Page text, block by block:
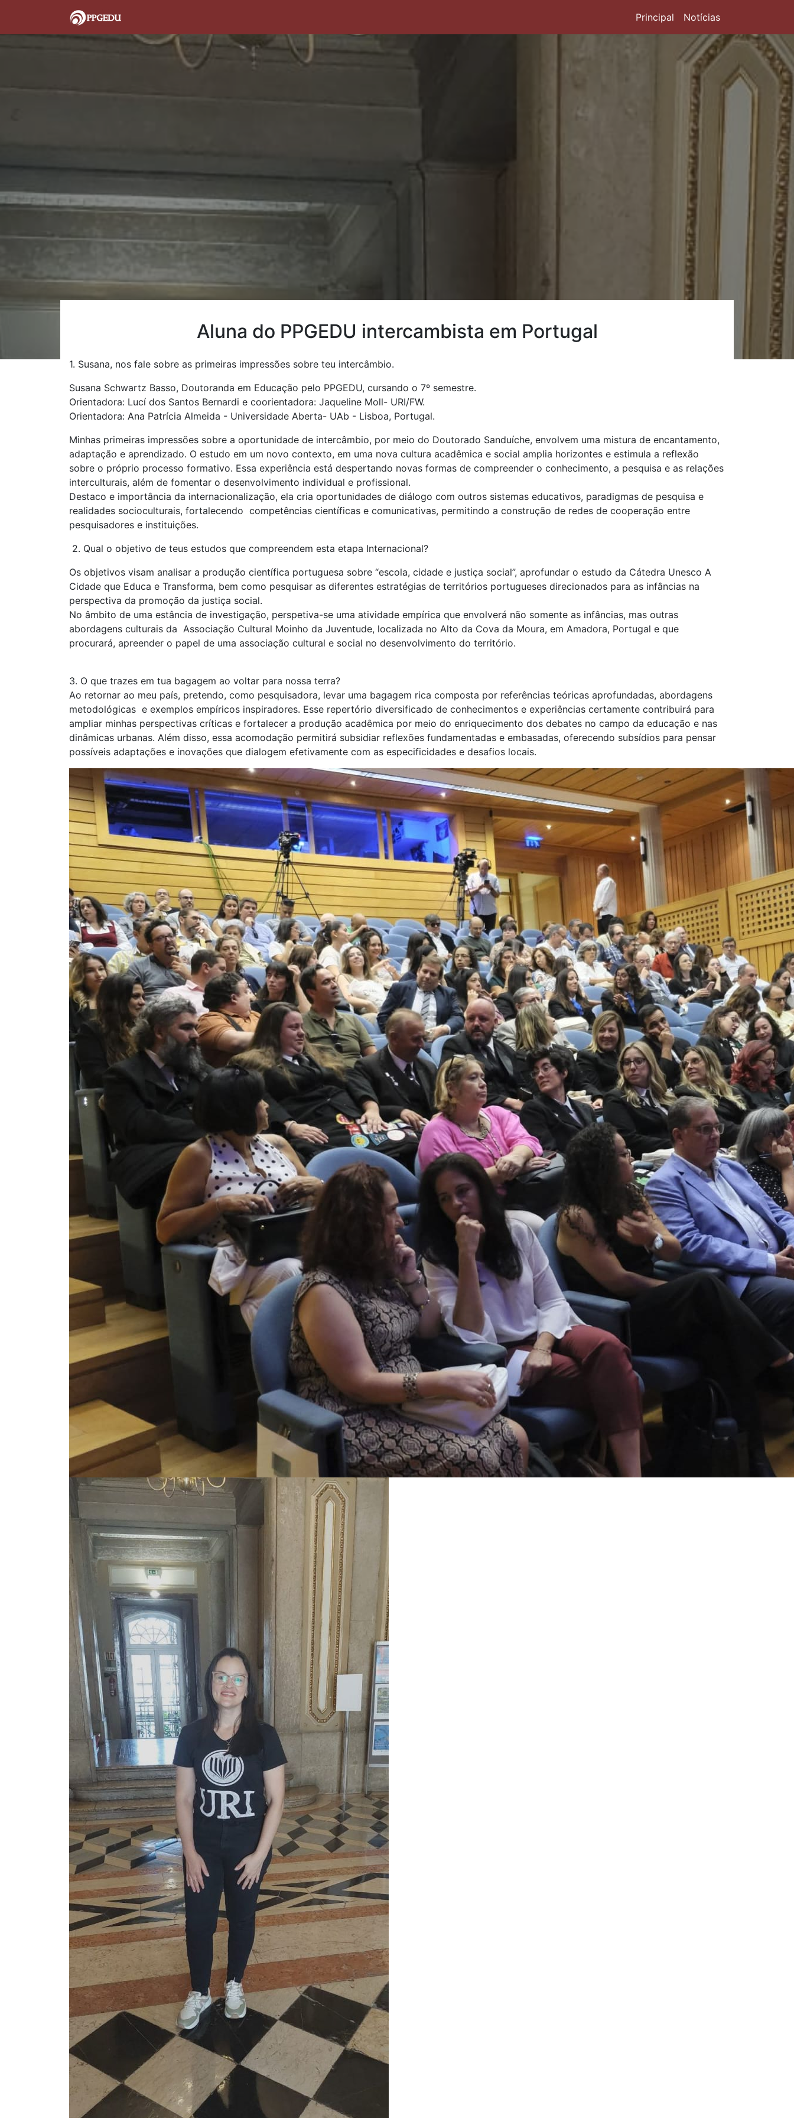
Principal Notícias
Aluna do PPGEDU intercambista em Portugal
1. Susana, nos fale sobre as primeiras impressões sobre teu intercâmbio.
Susana Schwartz Basso, Doutoranda em Educação pelo PPGEDU, cursando o 7º semestre.
Orientadora: Lucí dos Santos Bernardi e coorientadora: Jaqueline Moll- URI/FW.
Orientadora: Ana Patrícia Almeida - Universidade Aberta- UAb - Lisboa, Portugal.
Minhas primeiras impressões sobre a oportunidade de intercâmbio, por meio do Doutorado Sanduíche, envolvem uma mistura de encantamento,
adaptação e aprendizado. O estudo em um novo contexto, em uma nova cultura acadêmica e social amplia horizontes e estimula a reflexão
sobre o próprio processo formativo. Essa experiência está despertando novas formas de compreender o conhecimento, a pesquisa e as relações
interculturais, além de fomentar o desenvolvimento individual e profissional.
Destaco e importância da internacionalização, ela cria oportunidades de diálogo com outros sistemas educativos, paradigmas de pesquisa e
realidades socioculturais, fortalecendo competências científicas e comunicativas, permitindo a construção de redes de cooperação entre
pesquisadores e instituições.
2. Qual o objetivo de teus estudos que compreendem esta etapa Internacional?
Os objetivos visam analisar a produção científica portuguesa sobre “escola, cidade e justiça social”, aprofundar o estudo da Cátedra Unesco A
Cidade que Educa e Transforma, bem como pesquisar as diferentes estratégias de territórios portugueses direcionados para as infâncias na
perspectiva da promoção da justiça social.
No âmbito de uma estância de investigação, perspetiva-se uma atividade empírica que envolverá não somente as infâncias, mas outras
abordagens culturais da Associação Cultural Moinho da Juventude, localizada no Alto da Cova da Moura, em Amadora, Portugal e que
procurará, apreender o papel de uma associação cultural e social no desenvolvimento do território.
3. O que trazes em tua bagagem ao voltar para nossa terra?
Ao retornar ao meu país, pretendo, como pesquisadora, levar uma bagagem rica composta por referências teóricas aprofundadas, abordagens
metodológicas e exemplos empíricos inspiradores. Esse repertório diversificado de conhecimentos e experiências certamente contribuirá para
ampliar minhas perspectivas críticas e fortalecer a produção acadêmica por meio do enriquecimento dos debates no campo da educação e nas
dinâmicas urbanas. Além disso, essa acomodação permitirá subsidiar reflexões fundamentadas e embasadas, oferecendo subsídios para pensar
possíveis adaptações e inovações que dialogem efetivamente com as especificidades e desafios locais.